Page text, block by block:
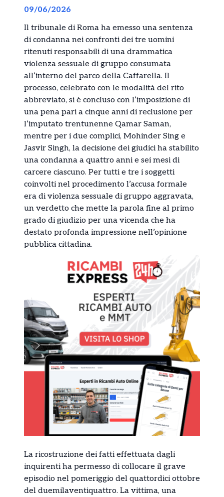
09/06/2026
Il tribunale di Roma ha emesso una sentenza
di condanna nei confronti dei tre uomini
ritenuti responsabili di una drammatica
violenza sessuale di gruppo consumata
all’interno del parco della Caffarella. Il
processo, celebrato con le modalità del rito
abbreviato, si è concluso con l’imposizione di
una pena pari a cinque anni di reclusione per
l’imputato trentunenne Qamar Saman,
mentre per i due complici, Mohinder Sing e
Jasvir Singh, la decisione dei giudici ha stabilito
una condanna a quattro anni e sei mesi di
carcere ciascuno. Per tutti e tre i soggetti
coinvolti nel procedimento l’accusa formale
era di violenza sessuale di gruppo aggravata,
un verdetto che mette la parola fine al primo
grado di giudizio per una vicenda che ha
destato profonda impressione nell’opinione
pubblica cittadina.
La ricostruzione dei fatti effettuata dagli
inquirenti ha permesso di collocare il grave
episodio nel pomeriggio del quattordici ottobre
del duemilaventiquattro. La vittima, una